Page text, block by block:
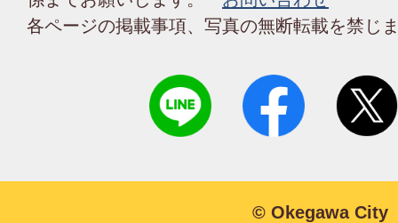
各ページの掲載事項、写真の無断転載を禁じ
© Okegawa City